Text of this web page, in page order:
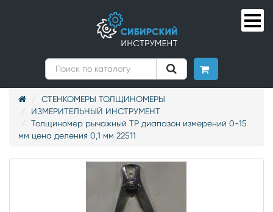
СТЕНКОМЕРЫ ТОЛЩИНОМЕРЫ
ИЗМЕРИТЕЛЬНЫЙ ИНСТРУМЕНТ
Толщиномер рычажный ТР диапазон измерений 0-15
мм цена деления 0,1 мм 22511